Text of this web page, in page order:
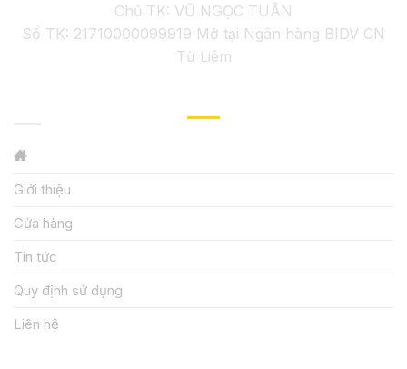
Chủ TK: VŨ NGỌC TUÂN
Số TK: 21710000099919 Mở tại Ngân hàng BIDV CN
Từ Liêm
Giới thiệu
Cửa hàng
Tin tức
Quy định sử dụng
Liên hệ